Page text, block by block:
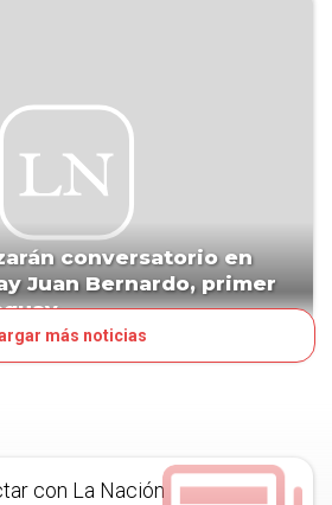
conversatorio en
Juan Bernardo, primer
más noticias
con La Nación